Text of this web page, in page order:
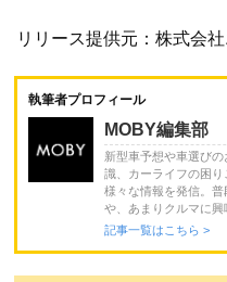
リリース提供元：株式会
執筆者プロフィール
MOBY編集部
新型車予想や車選び
識、カーライフの困
様々な情報を発信。
や、あまりクルマに興
記事一覧はこちら >